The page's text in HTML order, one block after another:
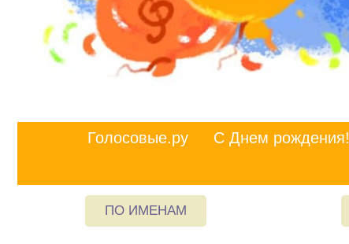
Голосовые.ру С Днем рождения!
ПО ИМЕНАМ